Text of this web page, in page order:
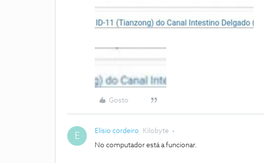
Gosto
E Elísio cordeiro Kilobyte
No computador está a funcionar.